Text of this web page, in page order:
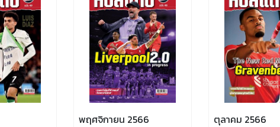
พฤศจิกายน 2566 ตุลาคม 2566